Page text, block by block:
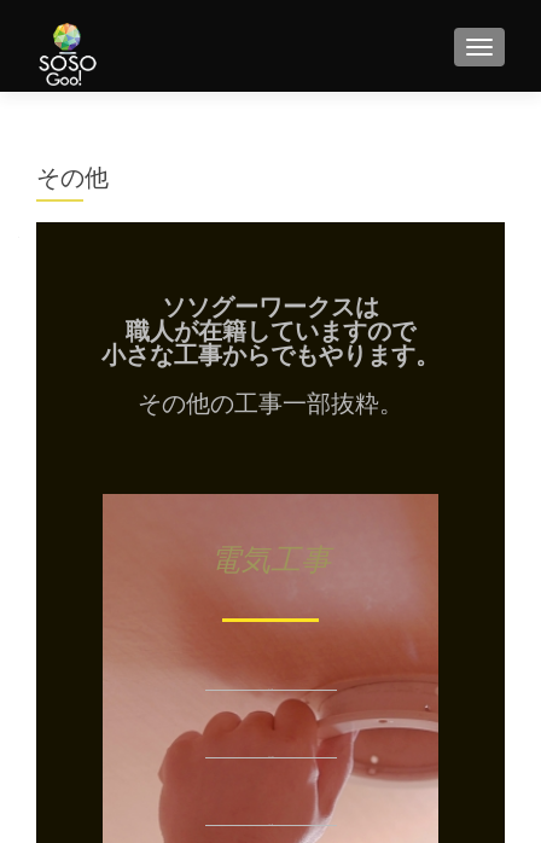
その他
ソソグーワークスは
職人が在籍していますので
小さな工事からでもやります。
その他の工事一部抜粋。
電気工事